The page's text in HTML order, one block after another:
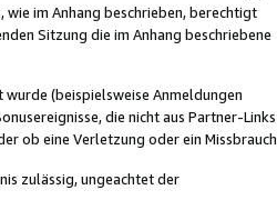
wie im Anhang beschrieben, berechtigt
Sitzung die im Anhang beschriebene
(beispielsweise Anmeldungen
die nicht aus Partner-Links
ob eine Verletzung oder ein Missbrauch
zulässig, ungeachtet der